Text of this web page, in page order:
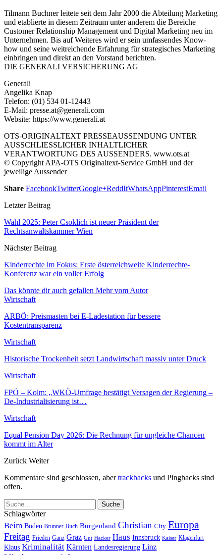
Tilmann Buchner leitete seit dem Jahr 2000 die Abteilung Marketing
und etablierte in diesem Zeitraum unter anderem die Bereiche
Customer Relationship Management und Digital Marketing neu im
Unternehmen. Bis auf Weiteres wird er sein umfassendes Know-
how und seine weitreichende Erfahrung für strategisches Marketing
einbringen und direkt an den Vorstand berichten.
DIE GENERALI VERSICHERUNG AG
Generali
Angelika Knap
Telefon: (01) 534 01-12443
E-Mail: presse.at@generali.com
Website: https://www.generali.at
OTS-ORIGINALTEXT PRESSEAUSSENDUNG UNTER
AUSSCHLIESSLICHER INHALTLICHER
VERANTWORTUNG DES AUSSENDERS. www.ots.at
© Copyright APA-OTS Originaltext-Service GmbH und der
jeweilige Aussender
Share FacebookTwitterGoogle+ReddItWhatsAppPinterestEmail
Letzter Beitrag
Wahl 2025: Peter Csoklich ist neuer Präsident der
Rechtsanwaltskammer Wien
Nächster Beitrag
Kinderrechte im Fokus: Erste österreichweite Kinderrechte-
Konferenz war ein voller Erfolg
Das könnte dir auch gefallen Mehr vom Autor
Wirtschaft
ARBÖ: Preismasten bei E-Ladestation für bessere
Kostentransparenz
Wirtschaft
Historische Trockenheit setzt Landwirtschaft massiv unter Druck
Wirtschaft
FPÖ – Kolm: „WKÖ-Umfrage bestätigt Versagen der Regierung –
De-Industrialisierung ist…
Wirtschaft
Equal Pension Day 2026: Die Rechnung für ungleiche Chancen
kommt im Alter
Zurück Weiter
Kommentare sind geschlossen, abertrackbacks und Pingbacks sind
offen.
Schlagwörter
Beim Boden Brunner Buch Burgenland Christian City Europa
Freitag Frieden Ganz Graz Gut Hacker Haus Innsbruck Kaiser Klagenfurt
Klaus Kriminalität Kärnten Landesregierung Linz